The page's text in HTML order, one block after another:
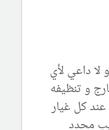
لا داعي لأي
و تنظيفه
عند كل غيار
محدد